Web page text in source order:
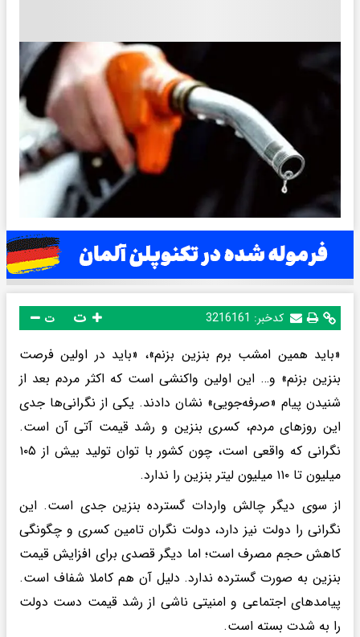
کدخبر: 3216161 ت
«باید همین امشب برم بنزین بزنم»، «باید در اولین فرصت
بنزین بزنم» و… این اولین واکنشی است که اکثر مردم بعد از
شنیدن پیام «صرفه‌جویی» نشان دادند. یکی از نگرانی‌ها جدی
این روزهای مردم، کسری بنزین و رشد قیمت آتی آن است.
نگرانی که واقعی است، چون کشور با توان تولید بیش از ۱۰۵
میلیون تا ۱۱۰ میلیون لیتر بنزین را ندارد.
از سوی دیگر چالش واردات گسترده بنزین جدی است. این
نگرانی را دولت نیز دارد، دولت نگران تامین کسری و چگونگی
کاهش حجم مصرف است؛ اما دیگر قصدی برای افزایش قیمت
بنزین به صورت گسترده ندارد. دلیل آن هم کاملا شفاف است.
پیامدهای اجتماعی و امنیتی ناشی از رشد قیمت دست دولت
را به شدت بسته است.